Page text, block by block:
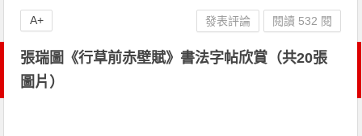
張瑞圖《行草前赤壁賦》書法字帖欣賞（共20張
圖片）
發表評論 閱讀 532 閱
A+